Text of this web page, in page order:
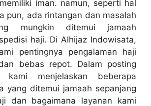
iman. namun, seperti hal
pun, ada rintangan dan masalah
mungkin ditemui jamaah
haji. Di Alhijaz Indowisata,
pentingnya pengalaman haji
bebas repot. Dalam posting
menjelaskan beberapa
yang ditemui jamaah sepanjang
dan bagaimana layanan kami